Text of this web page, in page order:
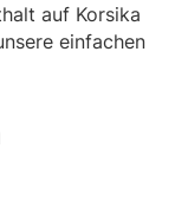
auf Korsika
einfachen